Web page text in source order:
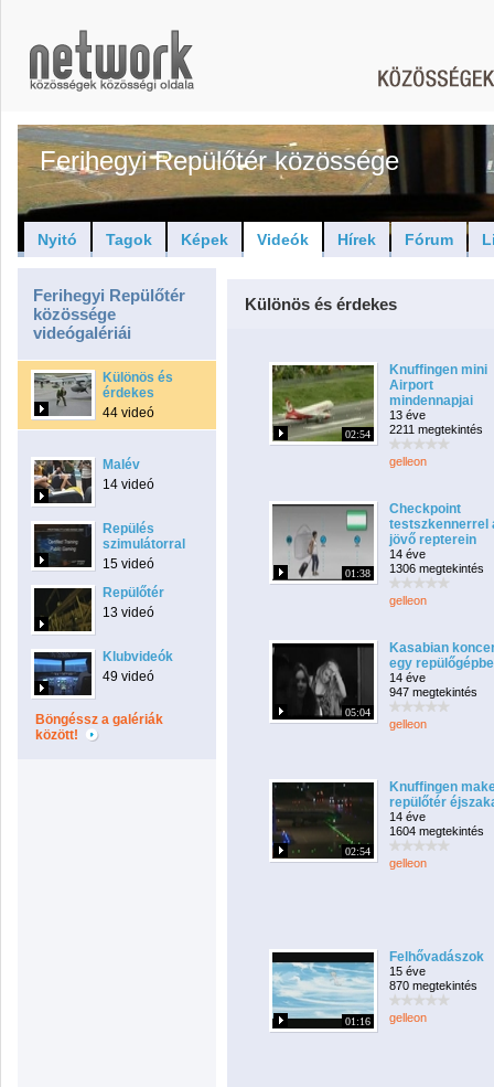
Ferihegyi Repülőtér közössége
Nyitó Tagok Képek Videók Hírek Fórum
Ferihegyi Repülőtér
közössége
videógalériái
Különös és
érdekes
44 videó
Malév
14 videó
Repülés
szimulátorral
15 videó
Repülőtér
13 videó
Klubvideók
49 videó
Böngéssz a galériák
között!
Különös és érdekes
02:54
Knuffingen mini
Airport
mindennapjai
13 éve
2211 megtekintés
gelleon
01:38
Checkpoint
testszkennerrel
jövő repterein
14 éve
1306 megtekintés
gelleon
05:04
Kasabian
egy
14 éve
947 megtekintés
gelleon
02:54
Knuffingen
repülőtér
14 éve
1604 megtekintés
gelleon
01:16
Felhővadászok
15 éve
870 megtekintés
gelleon